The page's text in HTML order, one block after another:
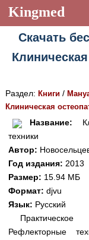
Kingmed
Учебный материал
Видеогалерея 899
Истории
Лекции и
Методические
Научно-популярное
Статьи
Восстановить пароль
Регистрация
Скачать
Раздел: Книги/
Клиническая
Название:
техники
Автор:
Год издания: 2013
Размер: 15.94 МБ
Формат: djvu
Язык: Русский
Практическое
Рефлекторные